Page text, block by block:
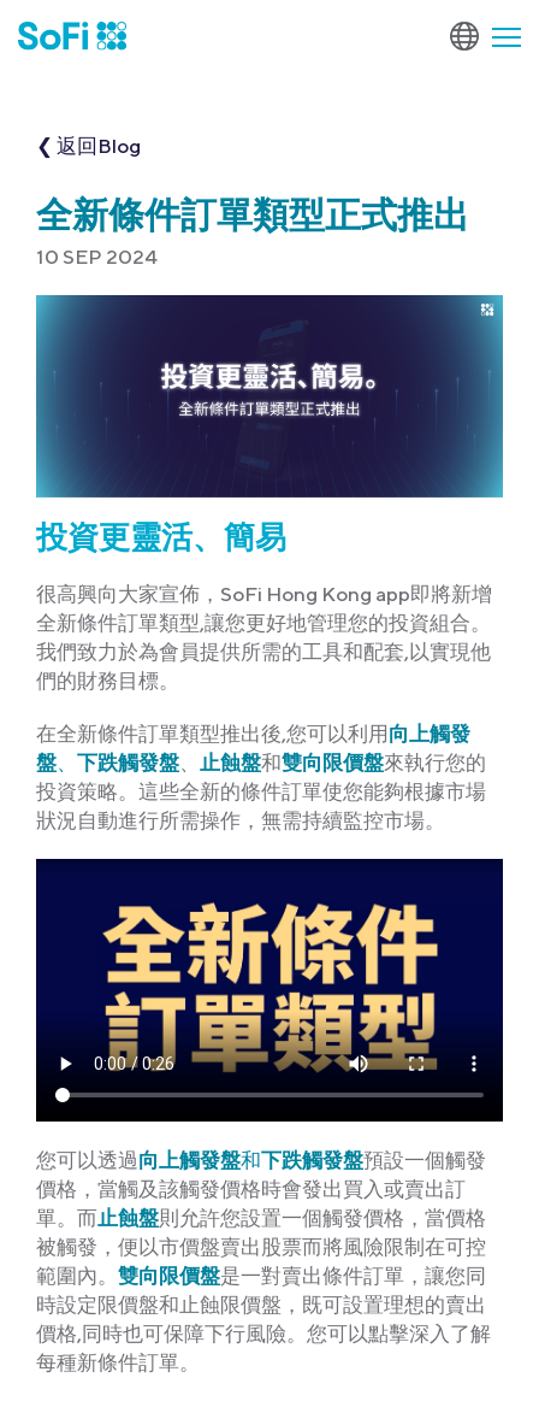
❮ 返回Blog
全新條件訂單類型正式推出
10 SEP 2024
投資更靈活、簡易
很高興向大家宣佈，SoFi Hong Kong app即將新增
全新條件訂單類型,讓您更好地管理您的投資組合。
我們致力於為會員提供所需的工具和配套,以實現他
們的財務目標。
在全新條件訂單類型推出後,您可以利用 向上觸發
盤、 下跌觸發盤、 止蝕盤和雙向限價盤來執行您的
投資策略。這些全新的條件訂單使您能夠根據市場
狀況自動進行所需操作，無需持續監控市場。
您可以透過向上觸發盤和下跌觸發盤預設一個觸發
價格，當觸及該觸發價格時會發出買入或賣出訂
單。而止蝕盤則允許您設置一個觸發價格，當價格
被觸發，便以市價盤賣出股票而將風險限制在可控
範圍內。 雙向限價盤是一對賣出條件訂單，讓您同
時設定限價盤和止蝕限價盤，既可設置理想的賣出
價格,同時也可保障下行風險。您可以點擊深入了解
每種新條件訂單。